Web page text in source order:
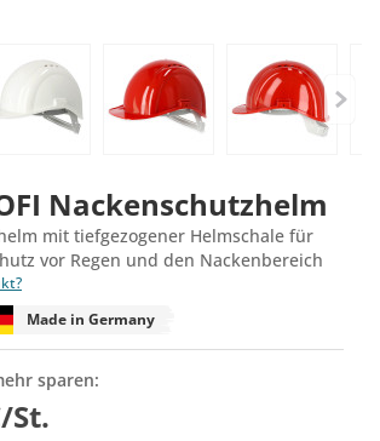
Nackenschutzhelm
mit tiefgezogener Helmschale für
vor Regen und den Nackenbereich
Made in Germany
sparen:
St.